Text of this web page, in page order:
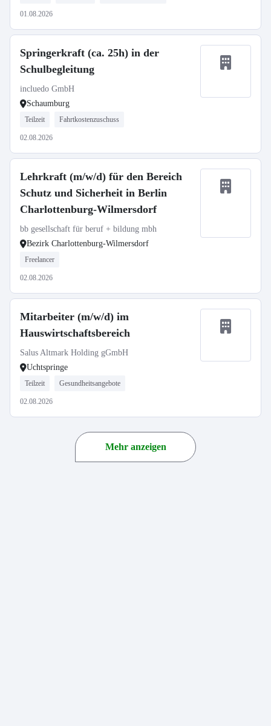
01.08.2026
Springerkraft (ca. 25h) in der
Schulbegleitung
incluedo GmbH
Schaumburg
Teilzeit Fahrtkostenzuschuss
02.08.2026
Lehrkraft (m/w/d) für den Bereich
Schutz und Sicherheit in Berlin
Charlottenburg-Wilmersdorf
bb gesellschaft für beruf + bildung mbh
Bezirk Charlottenburg-Wilmersdorf
Freelancer
02.08.2026
Mitarbeiter (m/w/d) im
Hauswirtschaftsbereich
Salus Altmark Holding gGmbH
Uchtspringe
Teilzeit Gesundheitsangebote
02.08.2026
Mehr anzeigen